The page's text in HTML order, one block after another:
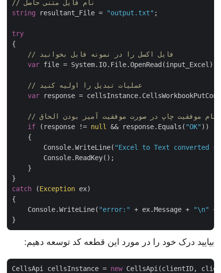
// نام فایل متنی حاصل
string resultant_File = "output.txt"
try
// فایل اکسل را در نمونه فایل بخوانید
var file =
// عملیات تبدیل را اولیه کنید
var response =
پیام موفقیت چاپ در صورت موفقیت آمیز بودن الحاق
if (response != null && response.Equals("OK" ))
    {
        Console.WriteLine(
"Excel to Text converted
        Console.ReadKey();
    }
catch (Exception ex)
    Console.WriteLine(
"error:" + ex.Message + "\n"
بیایید درک خود را در مورد این قطعه کد توسعه دهیم:
CellsApi cellsInstance = new